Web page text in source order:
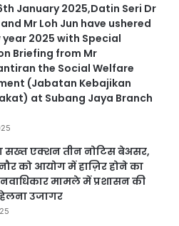
January 2025,Datin Seri Dr
Mr Loh Jun have ushered
year 2025 with Special
Briefing from Mr
the Social Welfare
(Jabatan Kebajikan
at Subang Jaya Branch
सख्त एक्शन तीन नोटिस बेअसर,
को आयोग में हाज़िर होने का
मामले में प्रशासन की
उजागर